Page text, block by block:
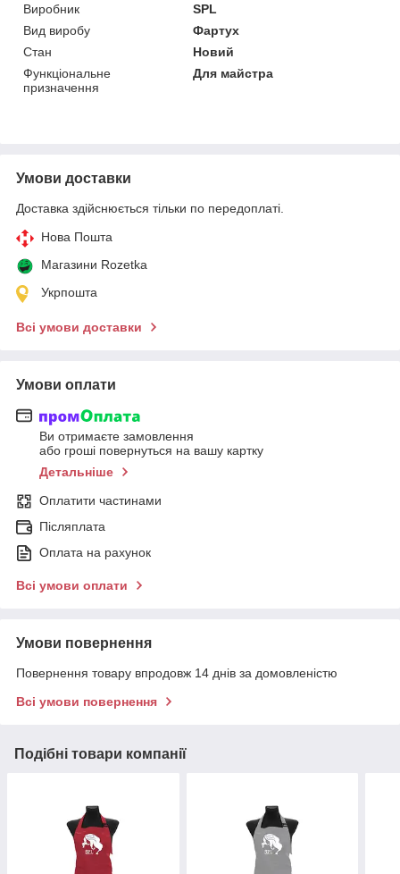
Виробник
SPL
Вид виробу
Фартух
Стан
Новий
Функціональне
призначення
Для майстра
Умови доставки
Доставка здійснюється тільки по передоплаті.
Нова Пошта
Магазини Rozetka
Укрпошта
Всі умови доставки
Умови оплати
Ви отримаєте замовлення
або гроші повернуться на вашу картку
Детальніше
Оплатити частинами
Післяплата
Оплата на рахунок
Всі умови оплати
Умови повернення
Повернення товару впродовж 14 днів за домовленістю
Всі умови повернення
Подібні товари компанії